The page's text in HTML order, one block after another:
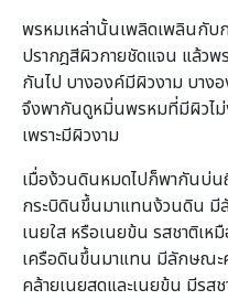
พรหมเหล่านั้นเพลิดเพลินกับ
ปรากฎสีผิวกายชัดแจน แล้ว
กันไป บางองค์มีผิวงาม บาง
จึงพากันดูหมิ่นพรหมที่มีผิวไม่
เพราะมีผิวงาม
เมื่อง้วนดินหมดไปก็พากันบ่น
กระบิดินขึ้นมาแทนง้วนดิน มี
เนยใส หรือเนยข้น รสชาติเ
เครือดินขึ้นมาแทน มีลักษณะ
คล้ายเนยสดและเนยข้น มีรส